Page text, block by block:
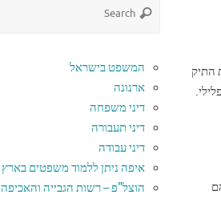
התיק
המשפט בישראל
ארנונה
דיני משפחה
דיני תעבורה
דיני עבודה
איפה ניתן ללמוד משפטים בארץ
הוצל"פ – רשות הגבייה והאכיפה